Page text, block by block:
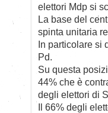
elettori Mdp si
La base del
spinta unitaria
In particolare si
Pd.
Su questa
44% che è
degli elettori di
Il 66% degli